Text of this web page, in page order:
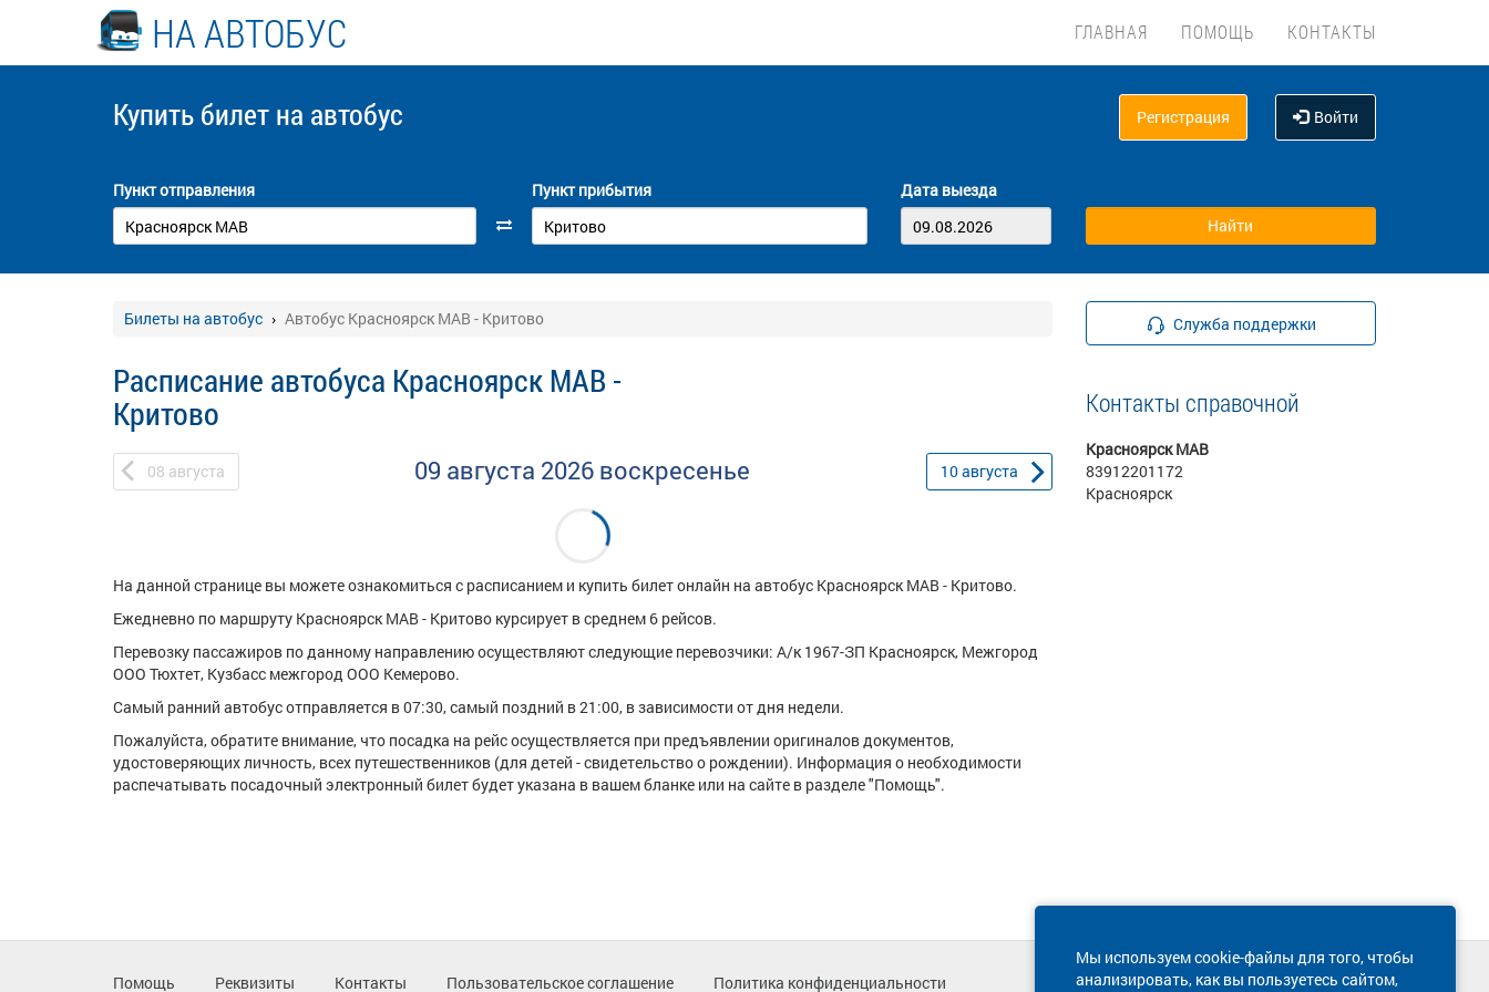
НА АВТОБУС ГЛАВНАЯ ПОМОЩЬ КОНТАКТЫ
Купить билет на автобус Регистрация Войти
Пункт отправления Пункт прибытия Дата выезда
Билеты на автобус Автобус Красноярск МАВ - Критово
Расписание автобуса Красноярск МАВ -
Критово
08 августа 09 августа 2026 воскресенье 10августа
На данной странице вы можете ознакомиться с расписанием и купить билет онлайн на автобус Красноярск МАВ - Критово.
Ежедневно по маршруту Красноярск МАВ - Критово курсирует в среднем 6 рейсов.
Перевозку пассажиров по данному направлению осуществляют следующие перевозчики: А/к 1967-ЗП Красноярск, Межгород
ООО Тюхтет, Кузбасс межгород ООО Кемерово.
Самый ранний автобус отправляется в 07:30, самый поздний в 21:00, в зависимости от дня недели.
Пожалуйста, обратите внимание, что посадка на рейс осуществляется при предъявлении оригиналов документов,
удостоверяющих личность, всех путешественников (для детей - свидетельство о рождении). Информация о необходимости
распечатывать посадочный электронный билет будет указана в вашем бланке или на сайте в разделе "Помощь".
Служба поддержки
Контакты справочной
Красноярск МАВ
83912201172
Красноярск
Мы используем cookie-файлы для того, чтобы
анализировать, как вы пользуетесь сайтом,
Помощь Реквизиты Контакты Пользовательское соглашение Политика конфиденциальности Техническая поддержка сайта